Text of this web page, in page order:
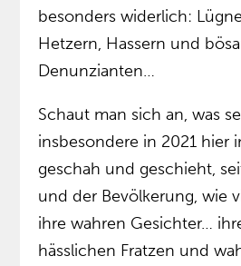
besonders widerlich:
Hetzern, Hassern und
Denunzianten…
Schaut man sich an, was
insbesondere in 2021 hier
geschah und geschieht,
und der Bevölkerung, wie
ihre wahren Gesichter…
hässlichen Fratzen und